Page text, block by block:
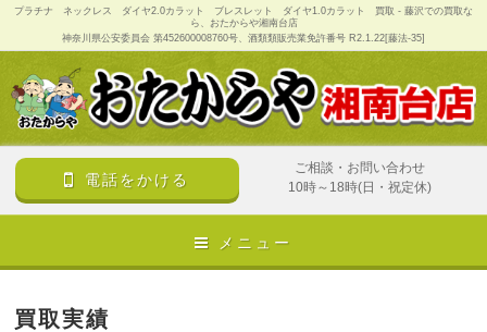
プラチナ ネックレス ダイヤ2.0カラット ブレスレット ダイヤ1.0カラット 買取 - 藤沢での買取な
ら、おたからや湘南台店
神奈川県公安委員会 第452600008760号、酒類類販売業免許番号 R2.1.22[藤法-35]
電話をかける
ご相談・お問い合わせ
10時～18時(日・祝定休)
メニュー
買取実績